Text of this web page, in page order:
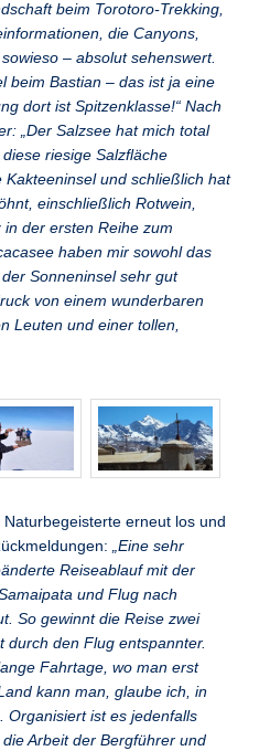
beim Torotoro-Trekking,
die Canyons,
– absolut sehenswert.
beim Bastian – das ist ja eine
dort ist Spitzenklasse!“ Nach
„Der Salzsee hat mich total
riesige Salzfläche
und schließlich hat
einschließlich Rotwein,
der ersten Reihe zum
haben mir sowohl das
Sonneninsel sehr gut
von einem wunderbaren
Leuten und einer tollen,
erneut los und
„Eine sehr
Reiseablauf mit der
und Flug nach
So gewinnt die Reise zwei
durch den Flug entspannter.
Fahrtage, wo man erst
kann man, glaube ich, in
Organisiert ist es jedenfalls
Arbeit der Bergführer und